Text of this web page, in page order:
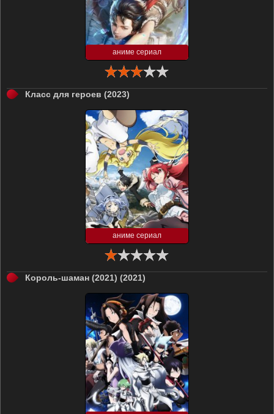
аниме сериал
Класс для героев (2023)
аниме сериал
Король-шаман (2021) (2021)